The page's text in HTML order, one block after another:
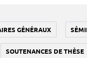
GÉNÉRAUX
SOUTENANCES DE THÈSE